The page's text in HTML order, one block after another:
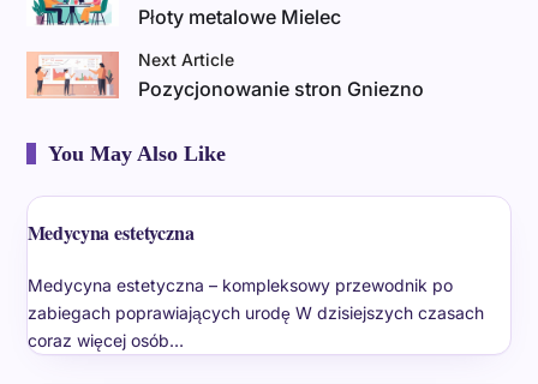
Płoty metalowe Mielec
Next Article
Pozycjonowanie stron Gniezno
You May Also Like
Medycyna estetyczna
Medycyna estetyczna – kompleksowy przewodnik po
zabiegach poprawiających urodę W dzisiejszych czasach
coraz więcej osób…